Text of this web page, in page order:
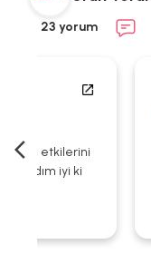
23 yorum
Hızlı kargo
iyi